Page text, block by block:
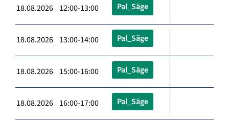
18.08.2026 12:00-13:00 Pal_Säge
18.08.2026 13:00-14:00 Pal_Säge
18.08.2026 15:00-16:00 Pal_Säge
18.08.2026 16:00-17:00 Pal_Säge